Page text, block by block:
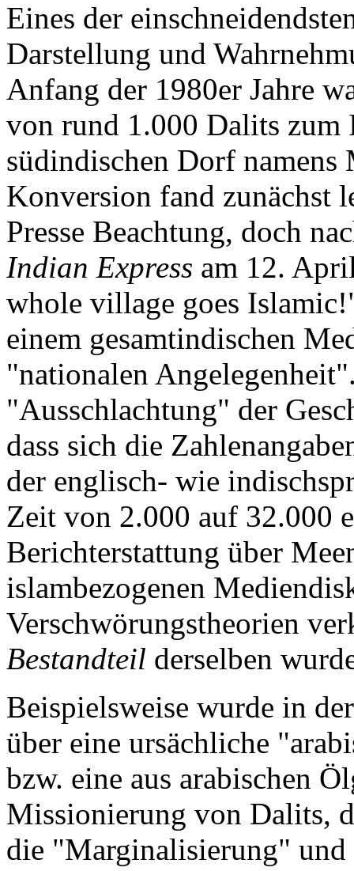
Eines der
Darstellung und
Anfang der 1980er Jahre
von rund 1.000 Dalits zum
südindischen Dorf
Konversion fand zunächst
Presse Beachtung, doch
Indian Express am 12.
whole village goes
einem gesamtindischen
"nationalen
"Ausschlachtung" der
dass sich die
der englisch- wie
Zeit von 2.000 auf 32.000
Berichterstattung über
islambezogenen
Verschwörungstheorien
Bestandteil derselben
Beispielsweise wurde in
über eine ursächliche
bzw. eine aus arabischen
Missionierung von Dalits,
die "Marginalisierung"